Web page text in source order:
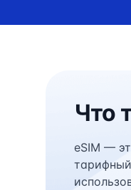
Что
eSIM —